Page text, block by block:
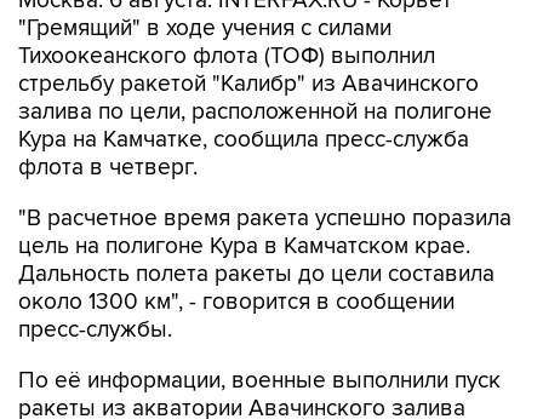
"Гремящий" в ходе учения с силами
Тихоокеанского флота (ТОФ) выполнил
стрельбу ракетой "Калибр" из Авачинского
залива по цели, расположенной на полигоне
Кура на Камчатке, сообщила пресс-служба
флота в четверг.
"В расчетное время ракета успешно поразила
цель на полигоне Кура в Камчатском крае.
Дальность полета ракеты до цели составила
около 1300 км", - говорится в сообщении
пресс-службы.
По её информации, военные выполнили пуск
ракеты из акватории Авачинского залива